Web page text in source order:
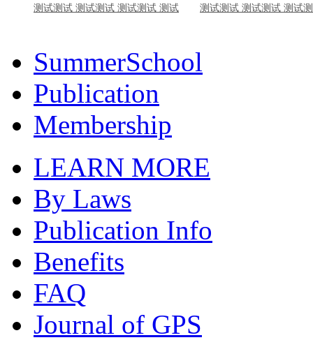
测试测试 测试测试 测试测试 测试 测试测试 测试测试 测试
SummerSchool
Publication
Membership
LEARN MORE
By Laws
Publication Info
Benefits
FAQ
Journal of GPS